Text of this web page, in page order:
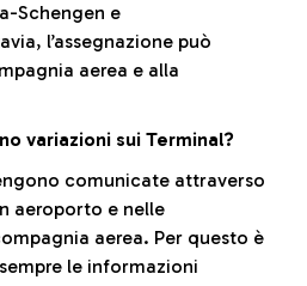
Schengen e
l’assegnazione può
aerea e alla
variazioni sui Terminal?
comunicate attraverso
aeroporto e nelle
aerea. Per questo è
le informazioni